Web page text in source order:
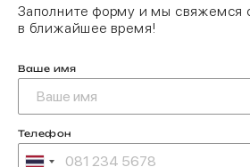
Заполните форму и мы свяжемся
в ближайшее время!
Ваше имя
Телефон